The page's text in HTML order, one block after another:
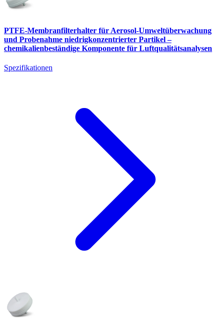
PTFE-Membranfilterhalter für Aerosol-Umweltüberwachung
und Probenahme niedrigkonzentrierter Partikel –
chemikalienbeständige Komponente für Luftqualitätsanalysen
Spezifikationen